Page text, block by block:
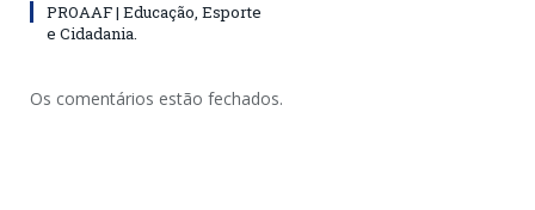
PROAAF | Educação, Esporte
e Cidadania.
Os comentários estão fechados.